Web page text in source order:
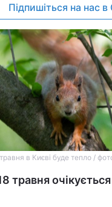
Підпишіться на нас в
в Києві буде тепло /
травня